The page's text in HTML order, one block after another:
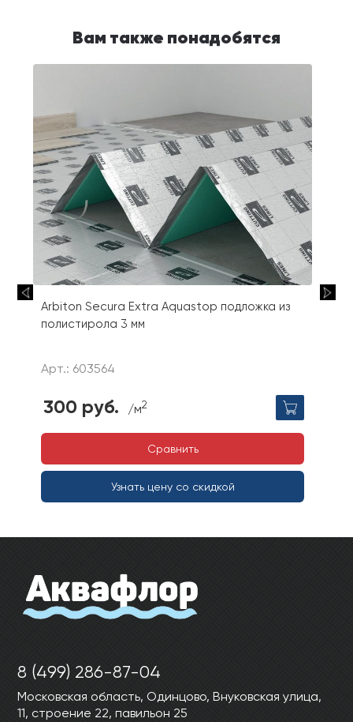
Вам также понадобятся
Arbiton Secura Extra Aquastop подложка из
полистирола 3 мм
Арт.: 603564
300 руб. /м2
Сравнить
Узнать цену со скидкой
8 (499) 286-87-04
Московская область, Одинцово, Внуковская улица,
11, строение 22, павильон 25